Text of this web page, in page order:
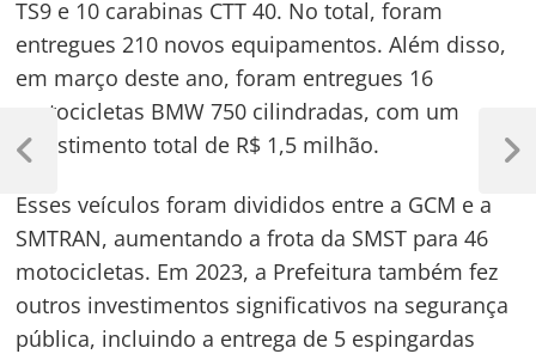
TS9 e 10 carabinas CTT 40. No total, foram
entregues 210 novos equipamentos. Além disso,
em março deste ano, foram entregues 16
motocicletas BMW 750 cilindradas, com um
investimento total de R$ 1,5 milhão.
Esses veículos foram divididos entre a GCM e a
SMTRAN, aumentando a frota da SMST para 46
motocicletas. Em 2023, a Prefeitura também fez
outros investimentos significativos na segurança
pública, incluindo a entrega de 5 espingardas
Navegação
de
Post
Previous
Next